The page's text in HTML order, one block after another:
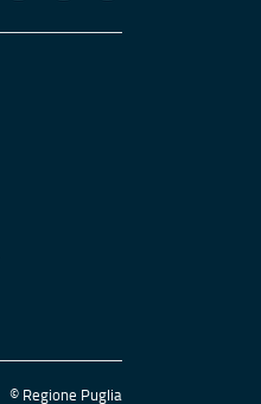
© Regione Puglia